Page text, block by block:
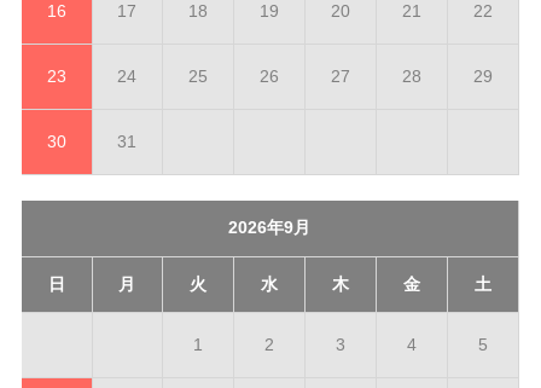
16 17 18 19 20 21 22
23 24 25 26 27 28 29
30 31
2026年9月
日 月 火 水 木 金 土
1 2 3 4 5